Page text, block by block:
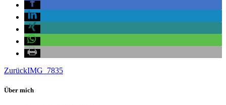
ZurückIMG_7835
Über mich